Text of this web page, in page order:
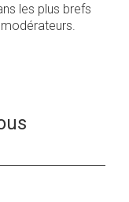
les plus brefs